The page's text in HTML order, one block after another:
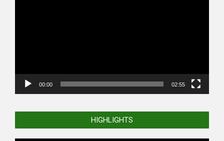
00:00 02:55
HIGHLIGHTS